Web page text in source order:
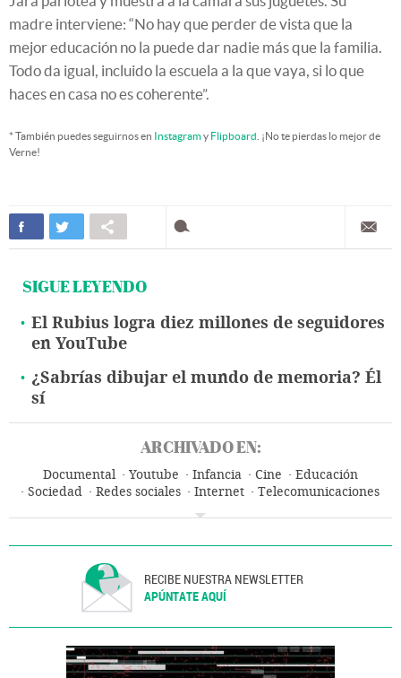
madre interviene: “No hay que perder de vista que la
mejor educación no la puede dar nadie más que la familia.
Todo da igual, incluido la escuela a la que vaya, si lo que
haces en casa no es coherente”.
* También puedes seguirnos en Instagramy Flipboard . ¡No te pierdas lo mejor de
Verne!
SIGUE LEYENDO
El Rubius logra diez millones de seguidores
en YouTube
¿Sabrías dibujar el mundo de memoria? Él
sí
ARCHIVADO EN:
Documental Youtube Infancia Cine
Educación
Sociedad
Redes sociales Internet
Telecomunicaciones
RECIBE NUESTRA NEWSLETTER
APÚNTATE AQUÍ